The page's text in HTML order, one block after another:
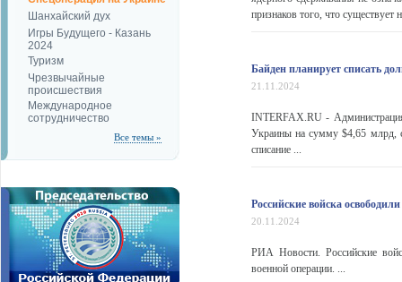
Шанхайский дух
Игры Будущего - Казань
2024
Туризм
Чрезвычайные
происшествия
Международное
сотрудничество
Все темы »
признаков того, что
Байден планирует списать
21.11.2024
INTERFAX.RU -
Украины на сумму $4,65 млрд,
списание ...
Российские войска
20.11.2024
РИА Новости. Российские
военной операции. ...